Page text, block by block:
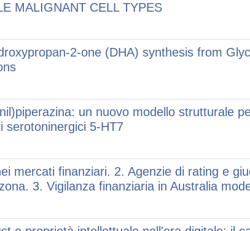
MALIGNANT CELL TYPES
2-one (DHA) synthesis from
un nuovo modello strutturale
serotoninergici 5-HT7
mercati finanziari. 2. Agenzie di rating e
3. Vigilanza finanziaria in Australia